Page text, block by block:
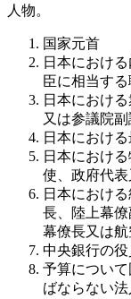
人物。
国家元首
日本におけ
臣に相当す
日本におけ
又は参議院
日本におけ
日本におけ
使、政府代
日本におけ
長、陸上幕
幕僚長又は
中央銀行の役
予算につい
ばならない